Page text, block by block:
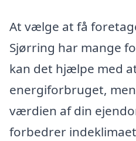
At vælge at få
Sjørring har mange
kan det hjælpe med
energiforbruget,
værdien af din
forbedrer